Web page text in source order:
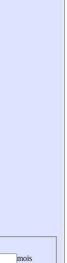
mois